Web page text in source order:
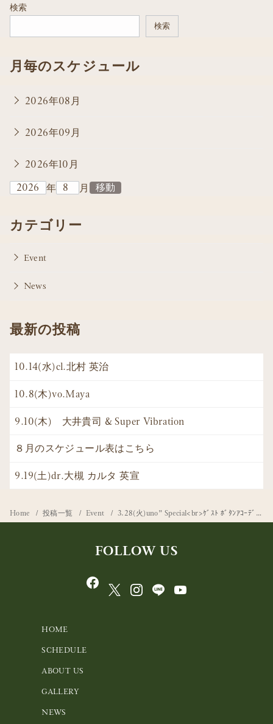
検索
検索
月毎のスケジュール
2026年08月
2026年09月
2026年10月
年
月
カテゴリー
Event
News
最新の投稿
10.14(水)cl.北村 英治
10.8(木)vo.Maya
9.10(木) 大井貴司 & Super Vibration
８月のスケジュール表はこちら
9.19(土)dr.大槻 カルタ 英宣
Home 投稿一覧 Event 3.28(火)uno” Special<br>ｹﾞｽﾄ ﾎﾞﾀﾝｱｺｰﾃﾞｨｵﾝ.桑山 哲也 gt,vo.大平 重成<br>p.大平 里美
FOLLOW US
HOME
SCHEDULE
ABOUT US
GALLERY
NEWS